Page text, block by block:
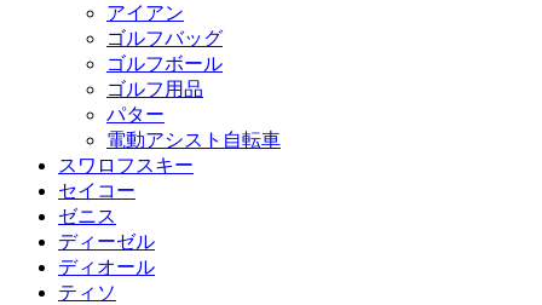
アイアン
ゴルフバッグ
ゴルフボール
ゴルフ用品
パター
電動アシスト自転車
スワロフスキー
セイコー
ゼニス
ディーゼル
ディオール
ティソ